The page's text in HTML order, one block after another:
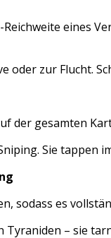
eines
oder zur Flucht.
der gesamten
Sie tappen
sodass es
– sie